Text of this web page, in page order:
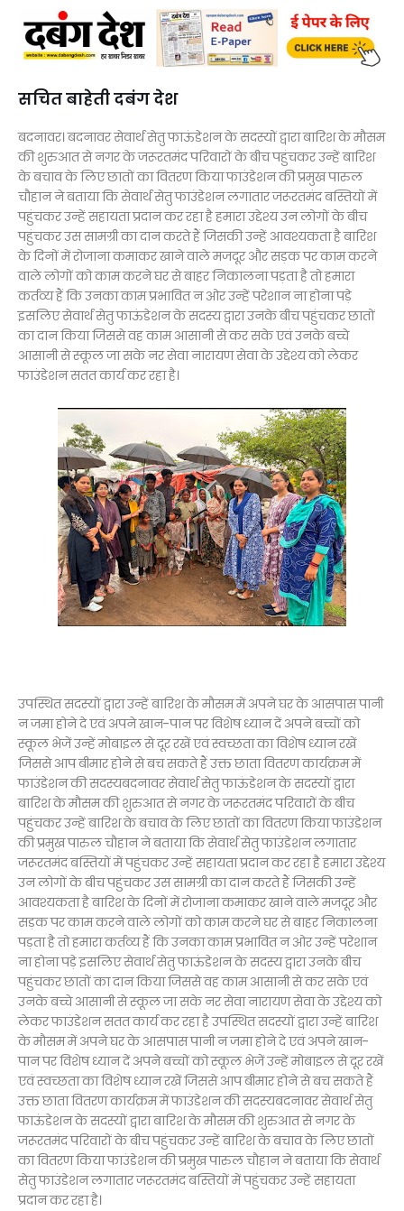
सचित बाहेती दबंग देश
बदनावर। बदनावर सेवार्थ सेतु फाऊंडेशन के सदस्यों द्वारा बारिश के मौसम
की शुरुआत से नगर के जरूरतमंद परिवारों के बीच पहुंचकर उन्हें बारिश
के बचाव के लिए छातों का वितरण किया फाउंडेशन की प्रमुख पारुल
चौहान ने बताया कि सेवार्थ सेतु फाउंडेशन लगातार जरूरतमंद बस्तियों में
पहुंचकर उन्हें सहायता प्रदान कर रहा है हमारा उद्देश्य उन लोगों के बीच
पहुंचकर उस सामग्री का दान करते हैं जिसकी उन्हें आवश्यकता है बारिश
के दिनों में रोजाना कमाकर खाने वाले मजदूर और सड़क पर काम करने
वाले लोगों को काम करने घर से बाहर निकालना पड़ता है तो हमारा
कर्तव्य हैं कि उनका काम प्रभावित न ओर उन्हें परेशान ना होना पड़े
इसलिए सेवार्थ सेतु फाऊंडेशन के सदस्य द्वारा उनके बीच पहुंचकर छातों
का दान किया जिससे वह काम आसानी से कर सके एवं उनके बच्चे
आसानी से स्कूल जा सके नर सेवा नारायण सेवा के उद्देश्य को लेकर
फाउंडेशन सतत कार्य कर रहा है।
उपस्थित सदस्यों द्वारा उन्हें बारिश के मौसम में अपने घर के आसपास पानी
न जमा होने दे एवं अपने खान-पान पर विशेष ध्यान दें अपने बच्चों को
स्कूल भेजें उन्हें मोबाइल से दूर रखें एवं स्वच्छता का विशेष ध्यान रखें
जिससे आप बीमार होने से बच सकते हैं उक्त छाता वितरण कार्यक्रम में
फाउंडेशन की सदस्यबदनावर सेवार्थ सेतु फाऊंडेशन के सदस्यों द्वारा
बारिश के मौसम की शुरुआत से नगर के जरूरतमंद परिवारों के बीच
पहुंचकर उन्हें बारिश के बचाव के लिए छातों का वितरण किया फाउंडेशन
की प्रमुख पारुल चौहान ने बताया कि सेवार्थ सेतु फाउंडेशन लगातार
जरूरतमंद बस्तियों में पहुंचकर उन्हें सहायता प्रदान कर रहा है हमारा उद्देश्य
उन लोगों के बीच पहुंचकर उस सामग्री का दान करते हैं जिसकी उन्हें
आवश्यकता है बारिश के दिनों में रोजाना कमाकर खाने वाले मजदूर और
सड़क पर काम करने वाले लोगों को काम करने घर से बाहर निकालना
पड़ता है तो हमारा कर्तव्य हैं कि उनका काम प्रभावित न ओर उन्हें परेशान
ना होना पड़े इसलिए सेवार्थ सेतु फाऊंडेशन के सदस्य द्वारा उनके बीच
पहुंचकर छातों का दान किया जिससे वह काम आसानी से कर सके एवं
उनके बच्चे आसानी से स्कूल जा सके नर सेवा नारायण सेवा के उद्देश्य को
लेकर फाउंडेशन सतत कार्य कर रहा है उपस्थित सदस्यों द्वारा उन्हें बारिश
के मौसम में अपने घर के आसपास पानी न जमा होने दे एवं अपने खान-
पान पर विशेष ध्यान दें अपने बच्चों को स्कूल भेजें उन्हें मोबाइल से दूर रखें
एवं स्वच्छता का विशेष ध्यान रखें जिससे आप बीमार होने से बच सकते हैं
उक्त छाता वितरण कार्यक्रम में फाउंडेशन की सदस्यबदनावर सेवार्थ सेतु
फाऊंडेशन के सदस्यों द्वारा बारिश के मौसम की शुरुआत से नगर के
जरूरतमंद परिवारों के बीच पहुंचकर उन्हें बारिश के बचाव के लिए छातों
का वितरण किया फाउंडेशन की प्रमुख पारुल चौहान ने बताया कि सेवार्थ
सेतु फाउंडेशन लगातार जरूरतमंद बस्तियों में पहुंचकर उन्हें सहायता
प्रदान कर रहा है।